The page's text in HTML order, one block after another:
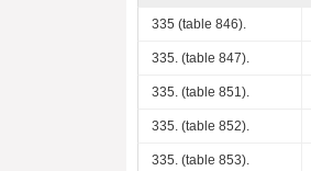
335 (table 846).
335. (table 847).
335. (table 851).
335. (table 852).
335. (table 853).